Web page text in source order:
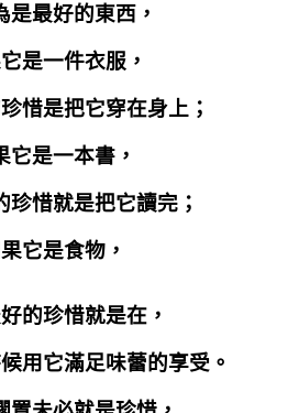
是最好的東西，
是一件衣服，
惜是把它穿在身上；
它是一本書，
珍惜就是把它讀完；
它是食物，
的珍惜就是在，
用它滿足味蕾的享受。